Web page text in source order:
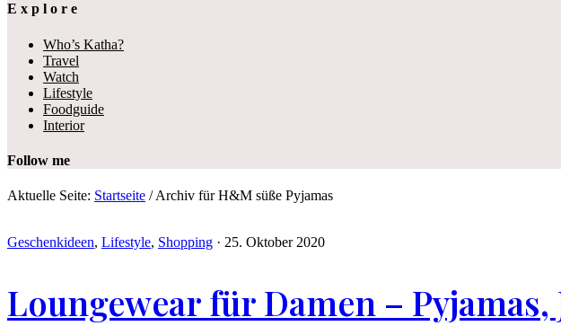
E x p l o r e
Who’s Katha?
Travel
Watch
Lifestyle
Foodguide
Interior
Follow me
Aktuelle Seite: Startseite /Archiv für H&M süße Pyjamas
Geschenkideen, Lifestyle, Shopping · 25. Oktober 2020
Loungewear für Damen –